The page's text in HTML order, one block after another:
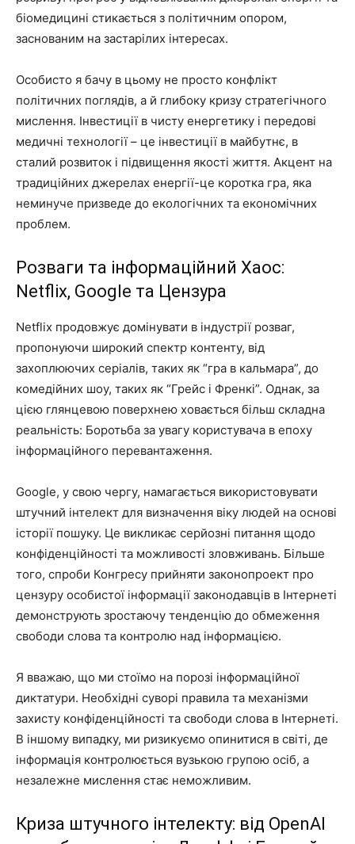
біомедицині стикається з політичним опором,
заснованим на застарілих інтересах.
Особисто я бачу в цьому не просто конфлікт
політичних поглядів, а й глибоку кризу стратегічного
мислення. Інвестиції в чисту енергетику і передові
медичні технології – це інвестиції в майбутнє, в
сталий розвиток і підвищення якості життя. Акцент на
традиційних джерелах енергії-це коротка гра, яка
неминуче призведе до екологічних та економічних
проблем.
Розваги та інформаційний Хаос:
Netflix, Google та Цензура
Netflix продовжує домінувати в індустрії розваг,
пропонуючи широкий спектр контенту, від
захоплюючих серіалів, таких як “гра в кальмара”, до
комедійних шоу, таких як “Грейс і Френкі”. Однак, за
цією глянцевою поверхнею ховається більш складна
реальність: Боротьба за увагу користувача в епоху
інформаційного перевантаження.
Google, у свою чергу, намагається використовувати
штучний інтелект для визначення віку людей на основі
історії пошуку. Це викликає серйозні питання щодо
конфіденційності та можливості зловживань. Більше
того, спроби Конгресу прийняти законопроект про
цензуру особистої інформації законодавців в Інтернеті
демонструють зростаючу тенденцію до обмеження
свободи слова та контролю над інформацією.
Я вважаю, що ми стоїмо на порозі інформаційної
диктатури. Необхідні суворі правила та механізми
захисту конфіденційності та свободи слова в Інтернеті.
В іншому випадку, ми ризикуємо опинитися в світі, де
інформація контролюється вузькою групою осіб, а
незалежне мислення стає неможливим.
Криза штучного інтелекту: від OpenAI